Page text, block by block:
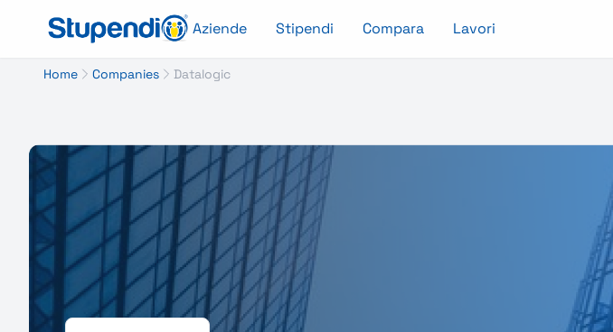
Aziende Stipendi Compara Lavori
Home Companies Datalogic